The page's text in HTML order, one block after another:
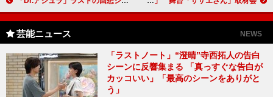
芸能ニュース NEWS
「ラストノート」“澄晴”寺西拓人の告白
シーンに反響集まる 「真っすぐな告白が
カッコいい」「最高のシーンをありがと
う」